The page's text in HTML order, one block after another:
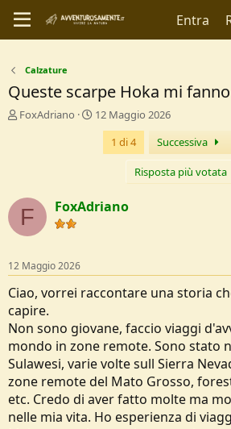
Entra
Calzature
Queste scarpe Hoka mi
C
r
D
s
c
u
s
s
i
o
n
FoxAdriano
D
I
n
o
12 Maggio 2026
1 di 4
Successiva
Risposta più votata
F FoxAdriano
12 Maggio 2026
Ciao, vorrei raccontare una storia
capire.
Non sono giovane, faccio viaggi
mondo in zone remote. Sono stato
Sulawesi, varie volte sull Sierra
zone remote del Mato Grosso,
etc. Credo di aver fatto molte ma
nelle mia vita. Ho esperienza di